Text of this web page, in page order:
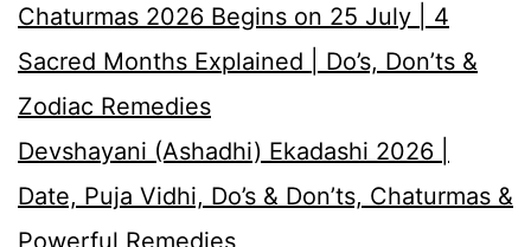
Chaturmas 2026 Begins on 25 July | 4
Sacred Months Explained | Do’s, Don’ts &
Zodiac Remedies
Devshayani (Ashadhi) Ekadashi 2026 |
Date, Puja Vidhi, Do’s & Don’ts, Chaturmas &
Powerful Remedies